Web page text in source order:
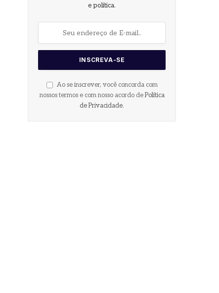
e política.
Ao se inscrever, você concorda com
nossos termos e com nosso acordo de Política
de Privacidade.